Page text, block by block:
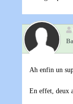
Ah enfin un
En effet, deux